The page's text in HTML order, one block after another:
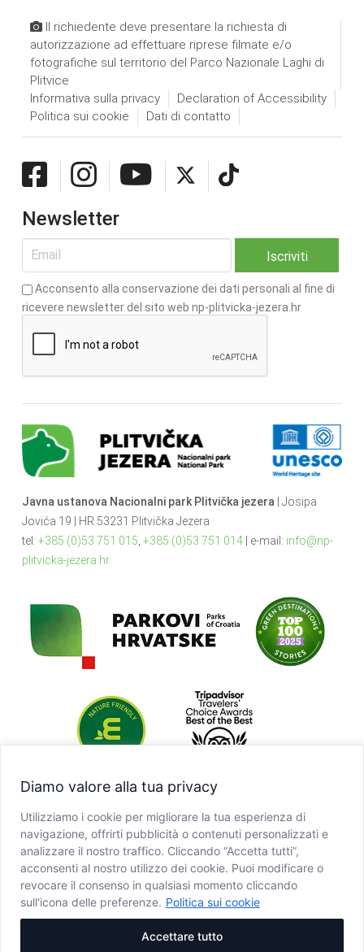
Diamo valore alla tua privacy
Utilizziamo i cookie per migliorare la tua esperienza di
navigazione, offrirti pubblicità o contenuti personalizzati e
analizzare il nostro traffico. Cliccando “Accetta tutti”,
acconsenti al nostro utilizzo dei cookie. Puoi modificare o
revocare il consenso in qualsiasi momento cliccando
sull'icona delle preferenze. Politica sui cookie
Accettare tutto
Il richiedente deve presentare la richiesta di
autorizzazione ad effettuare riprese filmate e/o
fotografiche sul territorio del Parco Nazionale Laghi di
Plitvice
Informativa sulla privacy
Declaration of Accessibility
Politica sui cookie
Dati di contatto
Newsletter
Acconsento alla conservazione dei dati personali al fine di
ricevere newsletter del sito web np-plitvicka-jezera.hr
Javna ustanova Nacionalni park Plitvička jezera| Josipa
Jovića 19 | HR 53231 Plitvička Jezera
tel: +385 (0)53 751 015, +385 (0)53 751 014| e-mail: info@np-
plitvicka-jezera.hr